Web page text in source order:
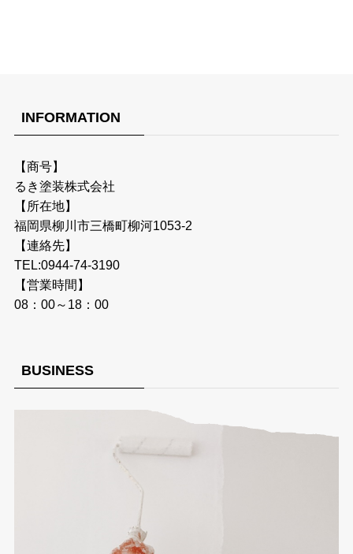
INFORMATION
【商号】
るき塗装株式会社
【所在地】
福岡県柳川市三橋町柳河1053-2
【連絡先】
TEL:0944-74-3190
【営業時間】
08：00～18：00
BUSINESS